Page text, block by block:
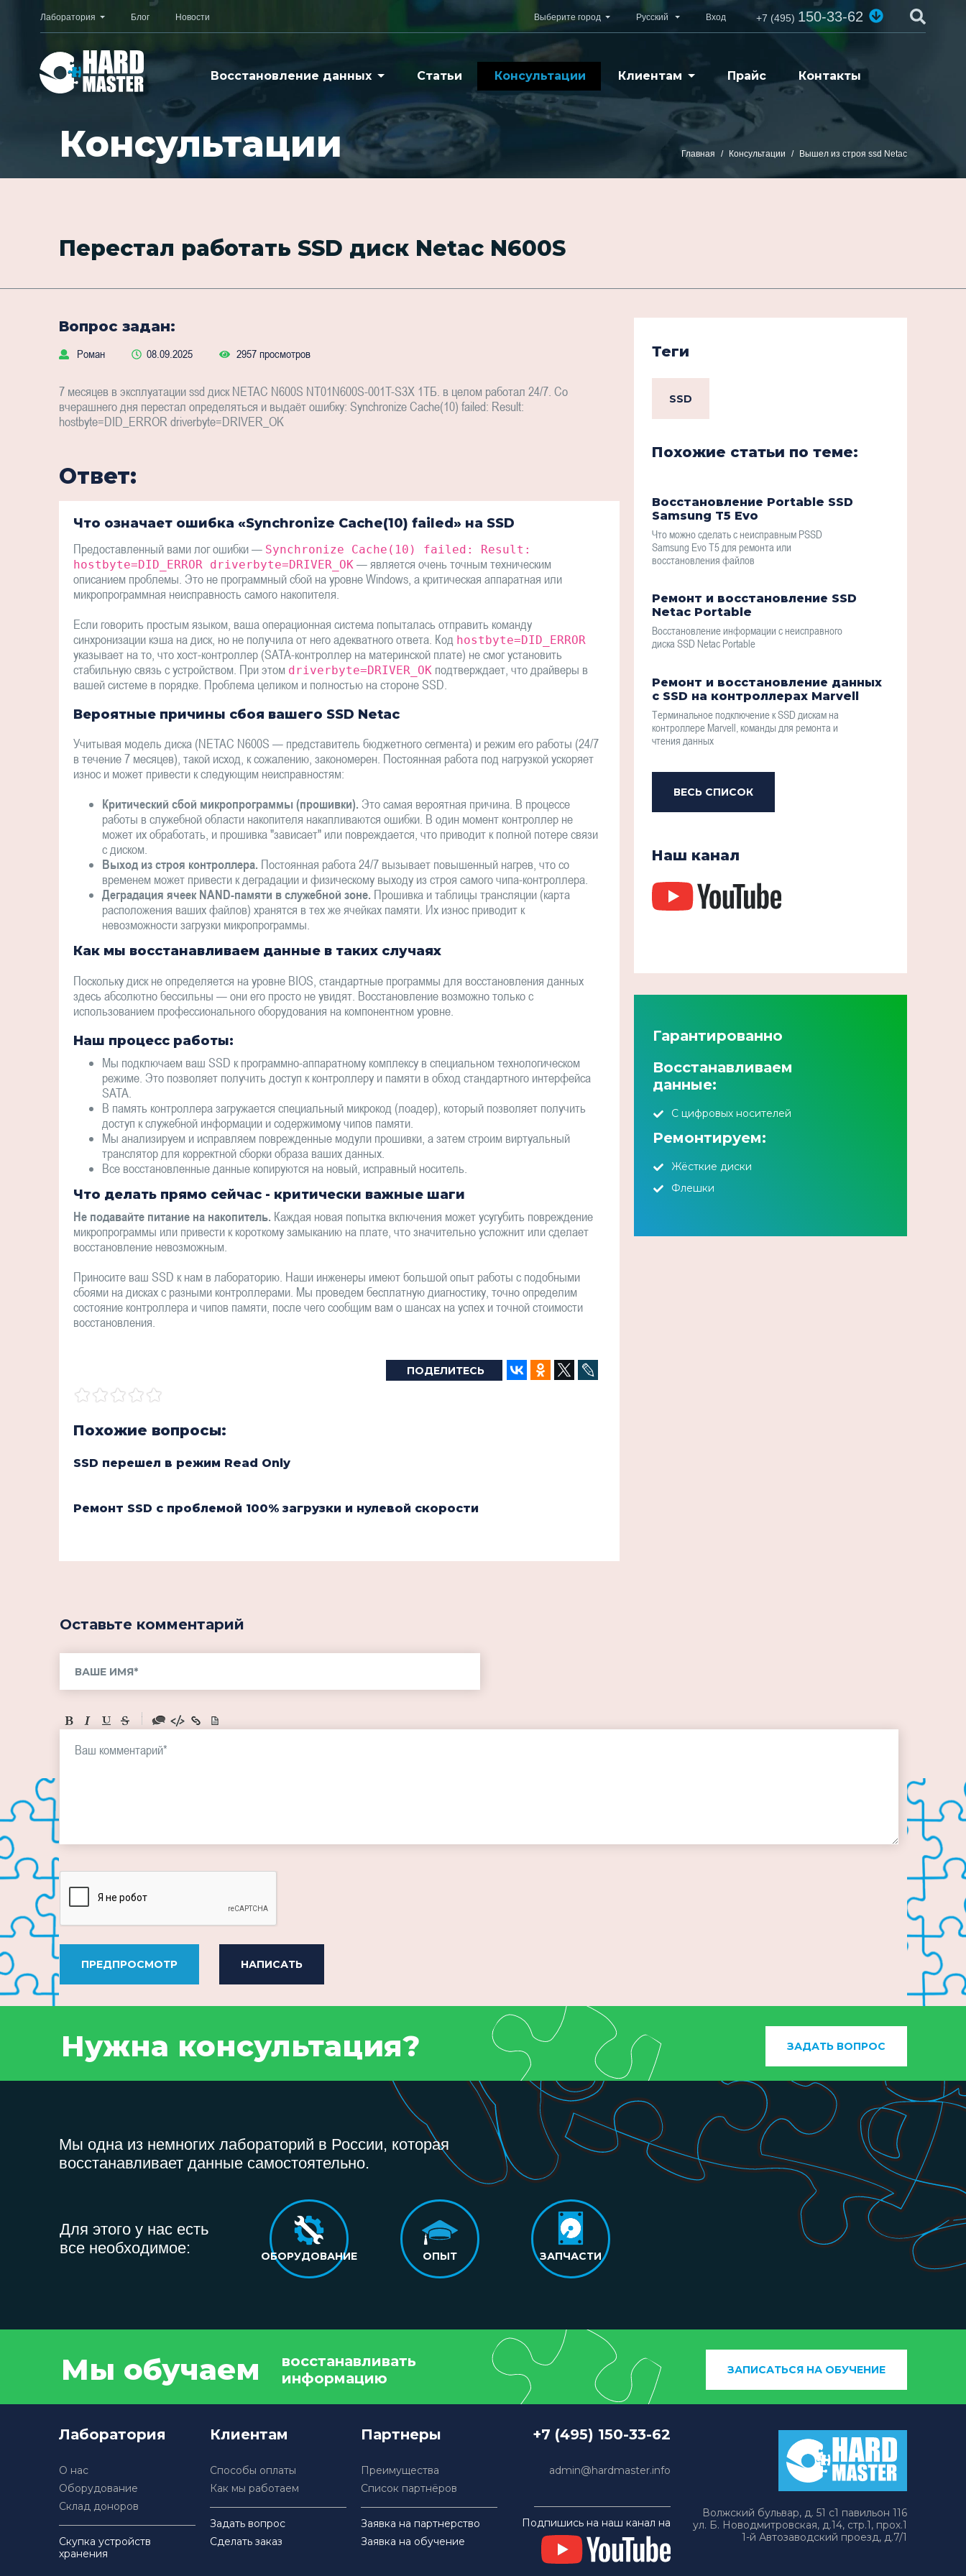
Восстановление данных Статьи Консультации Клиентам Прайс Контакты
Лаборатория Блог Новости Выберите город Русский Вход +7 (495)150-33-62
Консультации Главная Консультации Вышел из строя ssd Netac
Перестал работать SSD диск Netac N600S
Вопрос задан:
Роман 08.09.2025 2957 просмотров
7 месяцев в эксплуатации ssd диск NETAC N600S NT01N600S-001T-S3X 1ТБ. в целом работал 24/7. Со
вчерашнего дня перестал определяться и выдаёт ошибку: Synchronize Cache(10) failed: Result:
hostbyte=DID_ERROR driverbyte=DRIVER_OK
Ответ:
Что означает ошибка «Synchronize Cache(10) failed» на SSD
Предоставленный вами лог ошибки — Synchronize Cache(10) failed: Result:
hostbyte=DID_ERROR driverbyte=DRIVER_OK — является очень точным техническим
описанием проблемы. Это не программный сбой на уровне Windows, а критическая аппаратная или
микропрограммная неисправность самого накопителя.
Если говорить простым языком, ваша операционная система попыталась отправить команду
синхронизации кэша на диск, но не получила от него адекватного ответа. Код hostbyte=DID_ERROR
указывает на то, что хост-контроллер (SATA-контроллер на материнской плате) не смог установить
стабильную связь с устройством. При этом driverbyte=DRIVER_OK подтверждает, что драйверы в
вашей системе в порядке. Проблема целиком и полностью на стороне SSD.
Вероятные причины сбоя вашего SSD Netac
Учитывая модель диска (NETAC N600S — представитель бюджетного сегмента) и режим его работы (24/7
в течение 7 месяцев), такой исход, к сожалению, закономерен. Постоянная работа под нагрузкой ускоряет
износ и может привести к следующим неисправностям:
Критический сбой микропрограммы (прошивки). Это самая вероятная причина. В процессе
работы в служебной области накопителя накапливаются ошибки. В один момент контроллер не
может их обработать, и прошивка "зависает" или повреждается, что приводит к полной потере связи
с диском.
Выход из строя контроллера. Постоянная работа 24/7 вызывает повышенный нагрев, что со
временем может привести к деградации и физическому выходу из строя самого чипа-контроллера.
Деградация ячеек NAND-памяти в служебной зоне. Прошивка и таблицы трансляции (карта
расположения ваших файлов) хранятся в тех же ячейках памяти. Их износ приводит к
невозможности загрузки микропрограммы.
Как мы восстанавливаем данные в таких случаях
Поскольку диск не определяется на уровне BIOS, стандартные программы для восстановления данных
здесь абсолютно бессильны — они его просто не увидят. Восстановление возможно только с
использованием профессионального оборудования на компонентном уровне.
Наш процесс работы:
Мы подключаем ваш SSD к программно-аппаратному комплексу в специальном технологическом
режиме. Это позволяет получить доступ к контроллеру и памяти в обход стандартного интерфейса
SATA.
В память контроллера загружается специальный микрокод (лоадер), который позволяет получить
доступ к служебной информации и содержимому чипов памяти.
Мы анализируем и исправляем поврежденные модули прошивки, а затем строим виртуальный
транслятор для корректной сборки образа ваших данных.
Все восстановленные данные копируются на новый, исправный носитель.
Что делать прямо сейчас - критически важные шаги
Не подавайте питание на накопитель. Каждая новая попытка включения может усугубить повреждение
микропрограммы или привести к короткому замыканию на плате, что значительно усложнит или сделает
восстановление невозможным.
Приносите ваш SSD к нам в лабораторию. Наши инженеры имеют большой опыт работы с подобными
сбоями на дисках с разными контроллерами. Мы проведем бесплатную диагностику, точно определим
состояние контроллера и чипов памяти, после чего сообщим вам о шансах на успех и точной стоимости
восстановления.
ПОДЕЛИТЕСЬ
Похожие вопросы:
SSD перешел в режим Read Only
Ремонт SSD с проблемой 100% загрузки и нулевой скорости
Оставьте комментарий
-
-
-
ПРЕДПРОСМОТР НАПИСАТЬ
Теги
SSD
Похожие статьи по теме:
Восстановление Portable SSD
Samsung T5 Evo
Что можно сделать с неисправным PSSD
Samsung Evo T5 для ремонта или
восстановления файлов
Ремонт и восстановление SSD
Netac Portable
Восстановление информации с неисправного
диска SSD Netac Portable
Ремонт и восстановление данных
с SSD на контроллерах Marvell
Терминальное подключение к SSD дискам на
контроллере Marvell, команды для ремонта и
чтения данных
ВЕСЬ СПИСОК
Наш канал
Гарантированно
Восстанавливаем
данные:
С цифровых носителей
Ремонтируем:
Жёсткие диски
Флешки
Нужна консультация? ЗАДАТЬ ВОПРОС
Мы одна из немногих лабораторий в России, которая
восстанавливает данные самостоятельно.
Для этого у нас есть
все необходимое:
ОБОРУДОВАНИЕ ОПЫТ ЗАПЧАСТИ
Мы обучаем
восстанавливать
информацию
ЗАПИСАТЬСЯ НА ОБУЧЕНИЕ
Лаборатория
О нас
Оборудование
Склад доноров
Скупка устройств
хранения
Клиентам
Способы оплаты
Как мы работаем
Задать вопрос
Сделать заказ
Партнеры
Преимущества
Список партнёров
Заявка на партнерство
Заявка на обучение
+7 (495) 150-33-62
admin@hardmaster.info
Подпишись на наш канал на
Волжский бульвар, д. 51 с1 павильон 116
ул. Б. Новодмитровская, д.14, стр.1, прох.1
1-й Автозаводский проезд, д.7/1